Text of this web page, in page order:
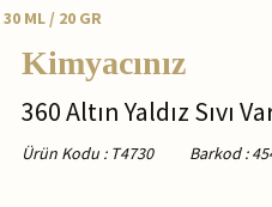
ML / 20 GR
Kimyacınız
360 Altın Yaldız Sıvı
Ürün Kodu : T4730 Barkod :